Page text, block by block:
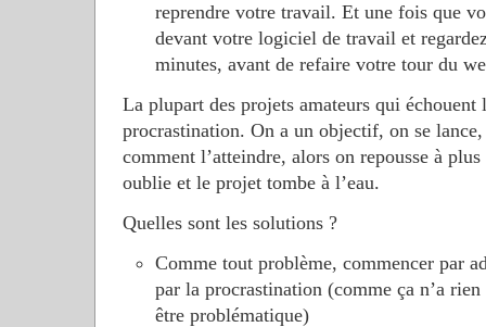
reprendre votre travail. Et une fois que
devant votre logiciel de travail et
minutes, avant de refaire votre tour du
La plupart des projets amateurs qui échouent
procrastination. On a un objectif, on se
comment l’atteindre, alors on repousse à
oublie et le projet tombe à l’eau.
Quelles sont les solutions ?
Comme tout problème, commencer par
par la procrastination (comme ça n’a
être problématique)